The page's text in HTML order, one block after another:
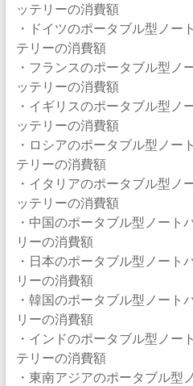
ッテリーの消費額
・ドイツのポータブル型ノー
テリーの消費額
・フランスのポータブル型ノ
ッテリーの消費額
・イギリスのポータブル型ノ
ッテリーの消費額
・ロシアのポータブル型ノー
テリーの消費額
・イタリアのポータブル型ノ
ッテリーの消費額
・中国のポータブル型ノート
リーの消費額
・日本のポータブル型ノート
リーの消費額
・韓国のポータブル型ノート
リーの消費額
・インドのポータブル型ノー
テリーの消費額
・東南アジアのポータブル型